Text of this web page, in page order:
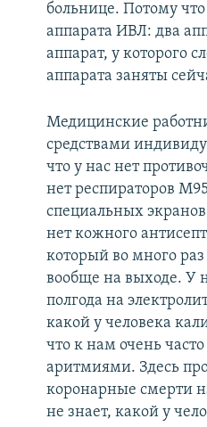
больнице. Потому
аппарата ИВЛ: два
аппарат, у которого
аппарата заняты
Медицинские
средствами
что у нас нет
нет респираторов
специальных
нет кожного
который во много
вообще на выходе. У
полгода на
какой у человека
что к нам очень
аритмиями. Здесь
коронарные смерти
не знает, какой у